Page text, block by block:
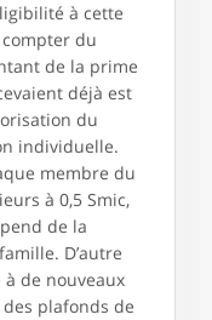
à cette
du
de la prime
déjà est
du
individuelle.
membre du
à 0,5 Smic,
de la
D’autre
de nouveaux
plafonds de